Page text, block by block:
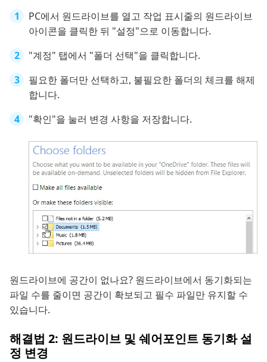
PC에서 원드라이브를 열고 작업 표시줄의 원드라이브
아이콘을 클릭한 뒤 "설정"으로 이동합니다.
"계정" 탭에서 "폴더 선택"을 클릭합니다.
필요한 폴더만 선택하고, 불필요한 폴더의 체크를 해제
합니다.
"확인"을 눌러 변경 사항을 저장합니다.
원드라이브에 공간이 없나요? 원드라이브에서 동기화되는
파일 수를 줄이면 공간이 확보되고 필수 파일만 유지할 수
있습니다.
해결법 2: 원드라이브 및 쉐어포인트 동기화 설
정 변경